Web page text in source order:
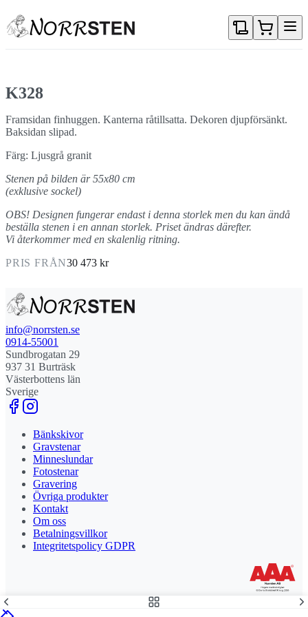
K328
Framsidan finhuggen. Kanterna råtillsatta. Dekoren djupförsänkt.
Baksidan slipad.
Färg: Ljusgrå granit
Stenen på bilden är 55x80 cm
(exklusive sockel)
OBS! Designen fungerar endast i denna storlek men du kan ändå
beställa stenen i en annan storlek. Priset ändras därefter.
Vi återkommer med en skalenlig ritning.
PRIS FRÅN30 473 kr
info@norrsten.se
0914-55001
Sundbrogatan 29
937 31 Burträsk
Västerbottens län
Sverige
Bänkskivor
Gravstenar
Minneslundar
Fotostenar
Gravering
Övriga produkter
Kontakt
Om oss
Betalningsvillkor
Integritetspolicy GDPR
Stolt leverantör och delägare till Steny AB